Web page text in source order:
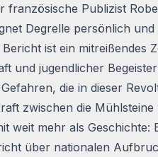
französische Publizist
Degrelle persönlich
ist ein mitreißendes
und jugendlicher
die in dieser
zwischen die
weit mehr als Geschichte:
über nationalen